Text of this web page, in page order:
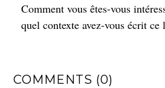
Comment vous êtes-vous
quel contexte avez-vous écrit
COMMENTS (0)